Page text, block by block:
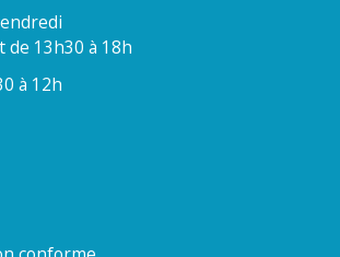
de 13h30 à 18h
à 12h